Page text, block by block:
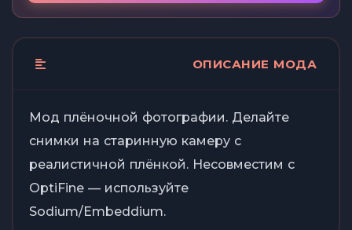
ОПИСАНИЕ МОДА
Мод плёночной фотографии. Делайте
снимки на старинную камеру с
реалистичной плёнкой. Несовместим с
OptiFine — используйте
Sodium/Embeddium.